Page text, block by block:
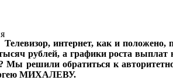
Телевизор, интернет, как и
рублей, а графики роста
Мы решили обратиться к
МИХАЛЕВУ.